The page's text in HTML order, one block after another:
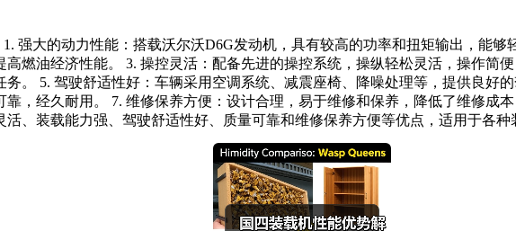
强大的动力性能：搭载沃尔沃D6G发动机，具有较高的功率和扭矩输出，能
燃油经济性能。 3. 操控灵活：配备先进的操控系统，操纵轻松灵活，操作简
。 5. 驾驶舒适性好：车辆采用空调系统、减震座椅、降噪处理等，提供良好
，经久耐用。 7. 维修保养方便：设计合理，易于维修和保养，降低了维修成
、装载能力强、驾驶舒适性好、质量可靠和维修保养方便等优点，适用于各种